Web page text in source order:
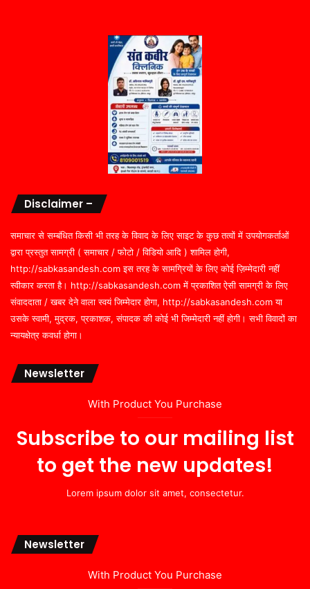
Disclaimer –
समाचार से सम्बंधित किसी भी तरह के विवाद के लिए साइट के कुछ तत्वों में उपयोगकर्ताओं
द्वारा प्रस्तुत सामग्री ( समाचार / फोटो / विडियो आदि ) शामिल होगी,
http://sabkasandesh.com इस तरह के सामग्रियों के लिए कोई ज़िम्मेदारी नहीं
स्वीकार करता है। http://sabkasandesh.com में प्रकाशित ऐसी सामग्री के लिए
संवाददाता / खबर देने वाला स्वयं जिम्मेदार होगा, http://sabkasandesh.com या
उसके स्वामी, मुद्रक, प्रकाशक, संपादक की कोई भी जिम्मेदारी नहीं होगी। सभी विवादों का
न्यायक्षेत्र कवर्धा होगा।
Newsletter
With Product You Purchase
Subscribe to our mailing list
to get the new updates!
Lorem ipsum dolor sit amet, consectetur.
Newsletter
With Product You Purchase